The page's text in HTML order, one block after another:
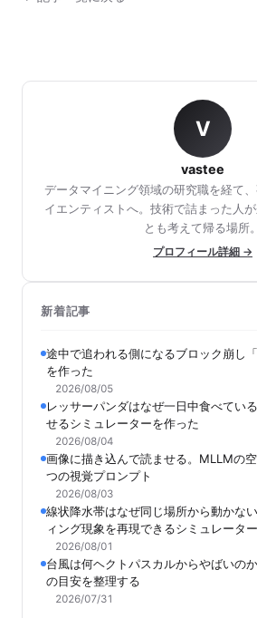
V
vastee
データマイニング領域の研究職を経て
イエンティストへ。技術で詰まった人
とも考えて帰る場所。
プロフィール詳細 →
新着記事
途中で追われる側になるブロック崩し
を作った
2026/08/05
レッサーパンダはなぜ一日中食べてい
せるシミュレーターを作った
2026/08/04
画像に描き込んで読ませる。MLLMの
つの視覚プロンプト
2026/08/03
線状降水帯はなぜ同じ場所から動かな
ィング現象を再現できるシミュレータ
2026/08/01
台風は何ヘクトパスカルからやばいの
の目安を整理する
2026/07/31